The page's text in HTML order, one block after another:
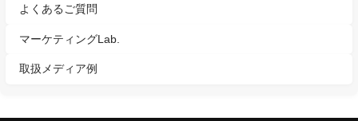
よくあるご質問
マーケティングLab.
取扱メディア例